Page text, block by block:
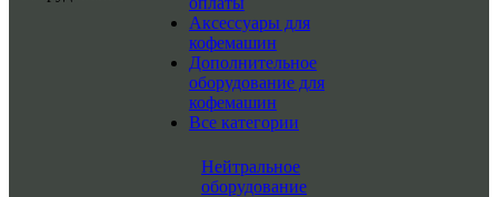
Аксессуары для
кофемашин
Дополнительное
оборудование для
кофемашин
Все категории
Нейтральное
оборудование